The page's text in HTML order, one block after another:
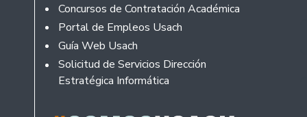
Concursos de Contratación Académica
Portal de Empleos Usach
Guía Web Usach
Solicitud de Servicios Dirección
Estratégica Informática